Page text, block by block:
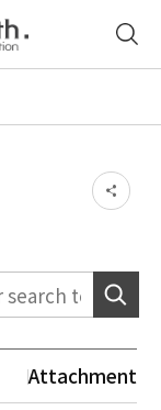
Attachment